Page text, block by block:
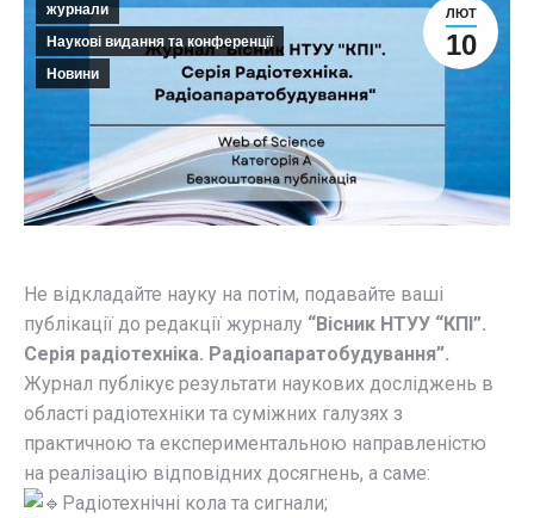
ЛЮТ
10
журнали
Наукові видання та конференції
Новини
Не відкладайте науку на потім, подавайте ваші
публікації до редакції журналу “Вісник НТУУ “КПІ”.
Серія радіотехніка. Радіоапаратобудування”.
Журнал публікує результати наукових досліджень в
області радіотехніки та суміжних галузях з
практичною та експериментальною направленістю
на реалізацію відповідних досягнень, а саме:
Радіотехнічні кола та сигнали;